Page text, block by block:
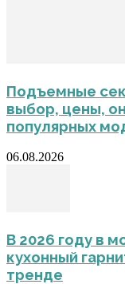
Подъемные
выбор, цены,
популярных
06.08.2026
В 2026 году в
кухонный
тренде